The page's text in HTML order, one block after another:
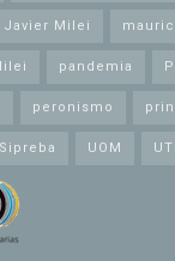
Javier Milei
pandemia
peronismo
Sipreba UOM